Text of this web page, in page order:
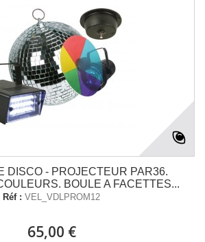
DISCO - PROJECTEUR PAR36.
BOULE A FACETTES...
Réf : VEL_VDLPROM12
65,00 €